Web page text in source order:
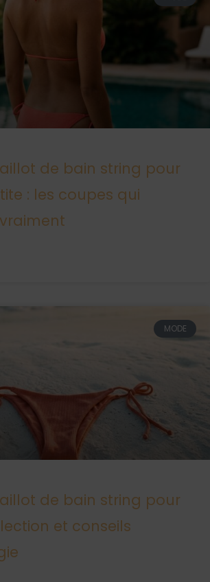
de bain string pour
: les coupes qui
MODE
de bain string pour
et conseils